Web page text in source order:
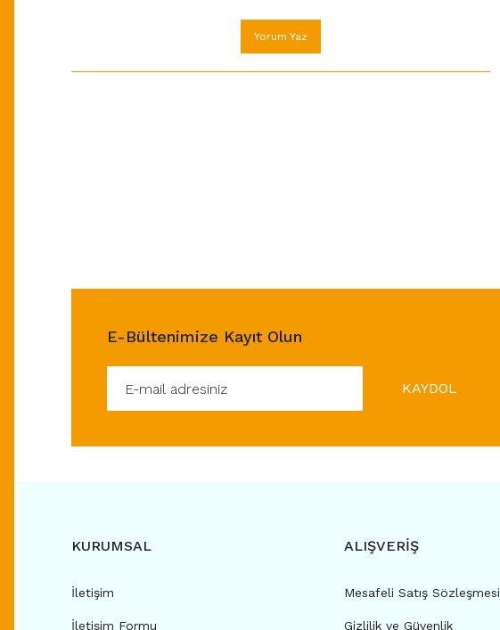
Yorum Yaz
E-Bültenimize Kayıt Olun
KAYDOL
KURUMSAL
İletişim
İletişim Formu
ALIŞVERİŞ
Mesafeli Satış Sözleşmesi
Gizlilik ve Güvenlik